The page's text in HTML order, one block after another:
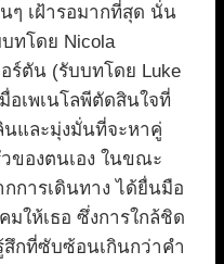
ๆ เฝ้ารอมากที่สุด นั่น
ทโดย Nicola
ร์ตัน (รับบทโดย Luke
อเพเนโลพีตัดสินใจที่
และมุ่งมั่นที่จะหาคู่
ของตนเอง ในขณะ
การเดินทาง ได้ยื่นมือ
มให้เธอ ซึ่งการใกล้ชิด
กที่ซับซ้อนเกินกว่าคำ